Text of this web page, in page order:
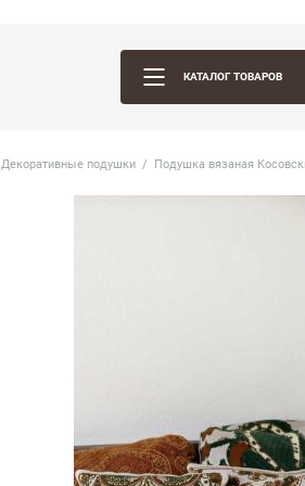
КАТАЛОГ ТОВАРОВ
Декоративные подушки Подушка вязаная